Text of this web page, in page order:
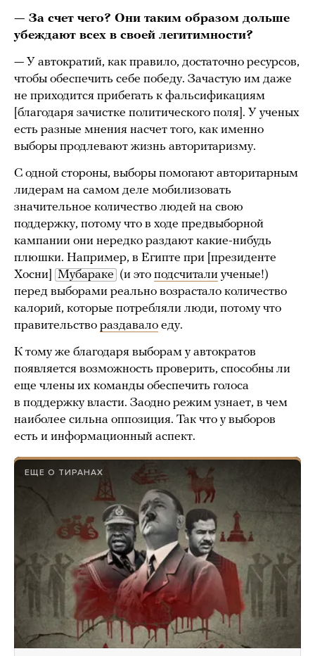
— За счет чего? Они таким образом дольше
убеждают всех в своей легитимности?
— У автократий, как правило, достаточно ресурсов,
чтобы обеспечить себе победу. Зачастую им даже
не приходится прибегать к фальсификациям
[благодаря зачистке политического поля]. У ученых
есть разные мнения насчет того, как именно
выборы продлевают жизнь авторитаризму.
С одной стороны, выборы помогают авторитарным
лидерам на самом деле мобилизовать
значительное количество людей на свою
поддержку, потому что в ходе предвыборной
кампании они нередко раздают какие-нибудь
плюшки. Например, в Египте при [президенте
Хосни]
Мубараке (и это подсчитали ученые!)
перед выборами реально возрастало количество
калорий, которые потребляли люди, потому что
правительство раздавало еду.
К тому же благодаря выборам у автократов
появляется возможность проверить, способны ли
еще члены их команды обеспечить голоса
в поддержку власти. Заодно режим узнает, в чем
наиболее сильна оппозиция. Так что у выборов
есть и информационный аспект.
ЕЩЕ О ТИРАНАХ